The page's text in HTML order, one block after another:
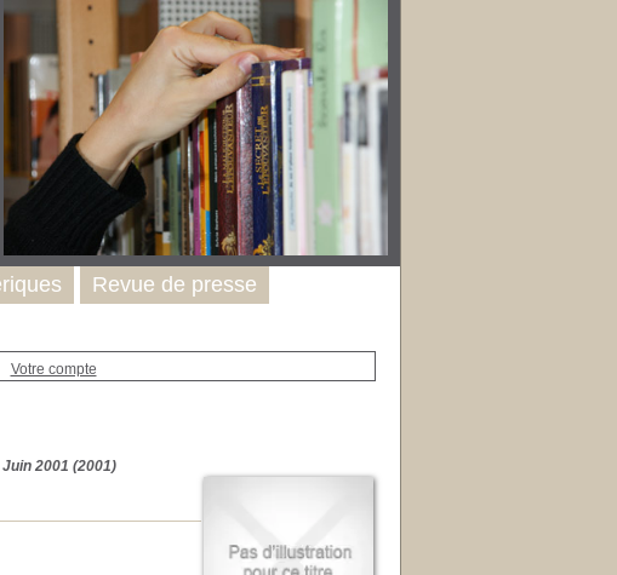
Votre compte
2001 (2001)
Revue de presse